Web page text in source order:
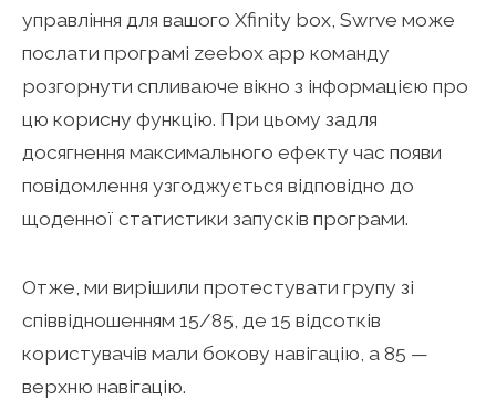
управління для вашого Xfinity box, Swrve може
послати програмі zeebox app команду
розгорнути спливаюче вікно з інформацією про
цю корисну функцію. При цьому задля
досягнення максимального ефекту час появи
повідомлення узгоджується відповідно до
щоденної статистики запусків програми.
Отже, ми вирішили протестувати групу зі
співвідношенням 15/85, де 15 відсотків
користувачів мали бокову навігацію, а 85 —
верхню навігацію.